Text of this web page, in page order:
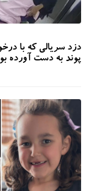
پوند به دست آورده